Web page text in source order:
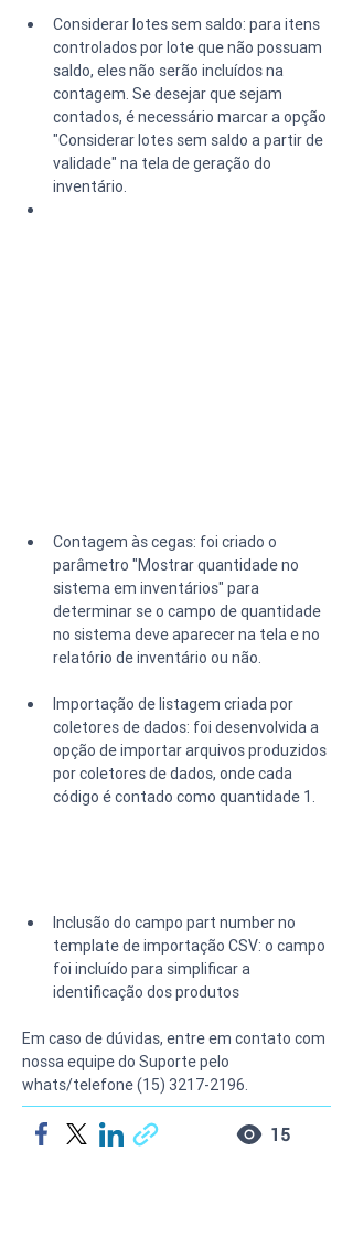
Considerar lotes sem saldo: para itens
controlados por lote que não possuam
saldo, eles não serão incluídos na
contagem. Se desejar que sejam
contados, é necessário marcar a opção
"Considerar lotes sem saldo a partir de
validade" na tela de geração do
inventário.
Contagem às cegas: foi criado o
parâmetro "Mostrar quantidade no
sistema em inventários" para
determinar se o campo de quantidade
no sistema deve aparecer na tela e no
relatório de inventário ou não.
Importação de listagem criada por
coletores de dados: foi desenvolvida a
opção de importar arquivos produzidos
por coletores de dados, onde cada
código é contado como quantidade 1.
Inclusão do campo part number no
template de importação CSV: o campo
foi incluído para simplificar a
identificação dos produtos
Em caso de dúvidas, entre em contato com
nossa equipe do Suporte pelo
whats/telefone (15) 3217-2196.
15